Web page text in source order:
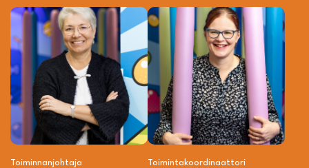
Toiminnanjohtaja
Toiminta­­koordinaattori